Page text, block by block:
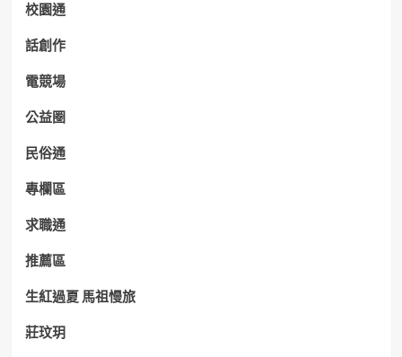
校園通
話創作
電競場
公益圈
民俗通
專欄區
求職通
推薦區
生紅過夏 馬祖慢旅
莊玟玥